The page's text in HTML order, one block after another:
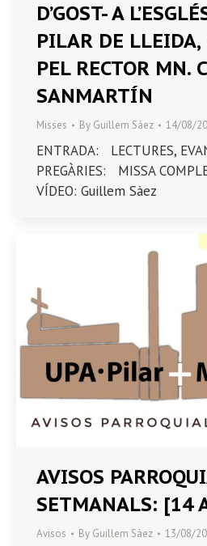
D’GOST- A
PILAR DE LLEIDA,
PEL RECTOR MN.
SANMARTÍN
Misses By Guillem Sáez 14/08/
ENTRADA: LECTURES,
PREGÀRIES: MISSA
VÍDEO: Guillem Sàez
AVISOS
SETMANALS: [14
Avisos By Guillem Sáez 13/08/